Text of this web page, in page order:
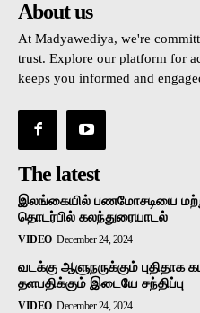
About us
At Madyawediya, we're
trust. Explore our platform for
keeps you informed and
The latest
இலங்கையில் பணமோசடியை
தொடர்பில் கலந்துரையாடல்
VIDEO December 24, 2024
வடக்கு ஆளுநருக்கும்
தளபதிக்கும் இடையே சந்திப்பு
VIDEO December 24, 2024